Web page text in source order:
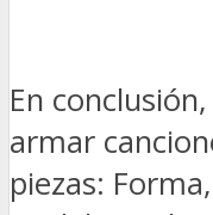
En
armar
piezas: